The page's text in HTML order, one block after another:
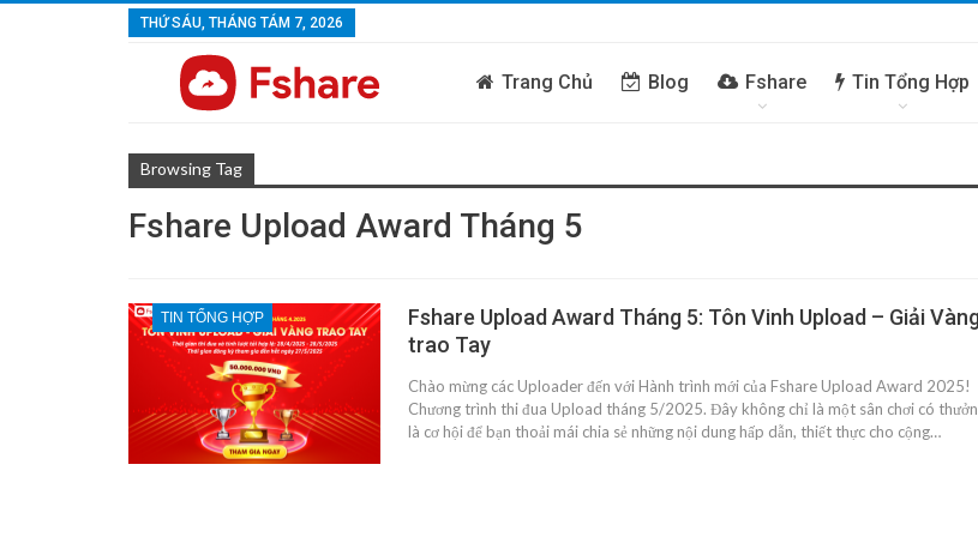
THỨ SÁU, THÁNG TÁM 7, 2026
Trang Chủ Blog Fshare Tin Tổng Hợp
Browsing Tag
Fshare Upload Award Tháng 5
TIN TỔNG HỢP
Fshare Upload Award Tháng 5: Tôn Vinh Upload – Giải
trao Tay
Chào mừng các Uploader đến với Hành trình mới của Fshare Upload Award 2025!
Chương trình thi đua Upload tháng 5/2025. Đây không chỉ là một sân chơi có
là cơ hội để bạn thoải mái chia sẻ những nội dung hấp dẫn, thiết thực cho cộng…